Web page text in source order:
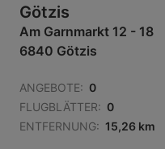
Götzis
Am Garnmarkt 12 - 18
6840 Götzis
ANGEBOTE: 0
FLUGBLÄTTER: 0
ENTFERNUNG: 15,26 km